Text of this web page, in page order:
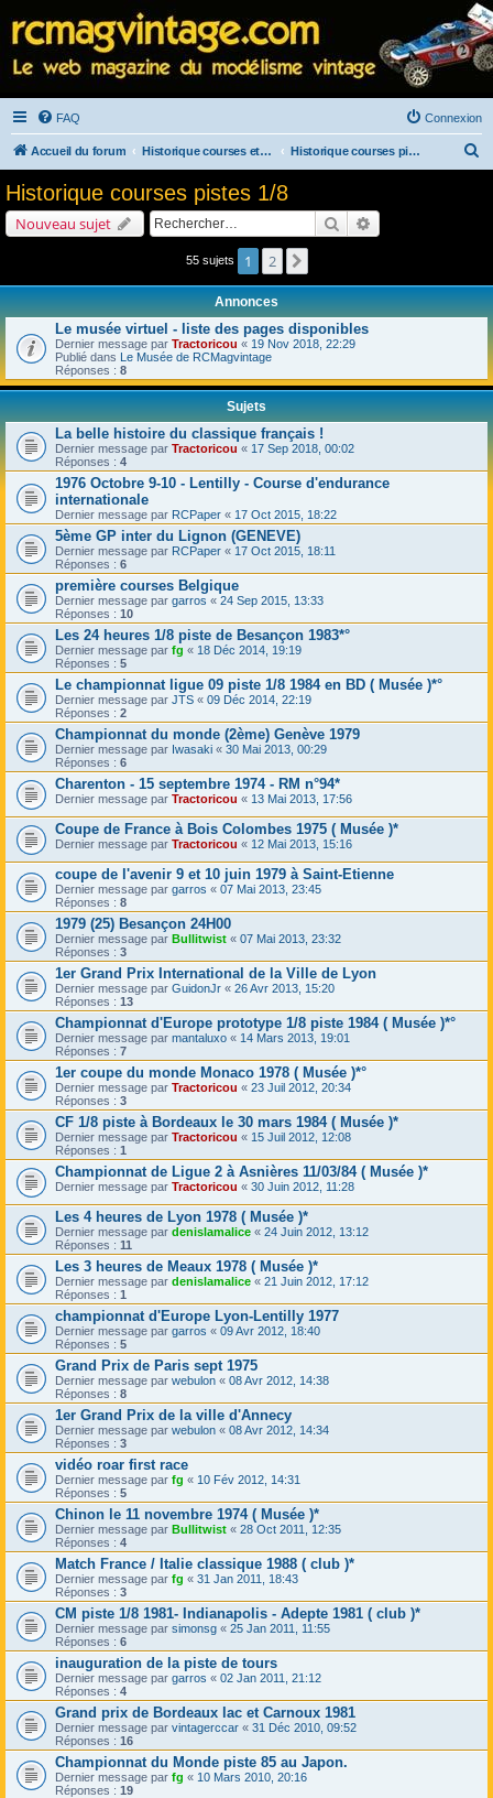
FAQ Connexion
Accueil du forum Historique courses et salons Historique courses pistes 1/8
r
Historique courses pistes 1/8
Nouveau sujet Rechercher
55 sujets 1 2
Annonces
Le musée virtuel - liste des pages disponibles
Dernier message par Tractoricou « 19 Nov 2018, 22:29
Publié dans Le Musée de RCMagvintage
Réponses : 8
Sujets
La belle histoire du classique français !
Dernier message par Tractoricou « 17 Sep 2018, 00:02
Réponses : 4
1976 Octobre 9-10 - Lentilly - Course d'endurance
internationale
Dernier message par RCPaper « 17 Oct 2015, 18:22
5ème GP inter du Lignon (GENEVE)
Dernier message par RCPaper « 17 Oct 2015, 18:11
Réponses : 6
première courses Belgique
Dernier message par garros « 24 Sep 2015, 13:33
Réponses : 10
Les 24 heures 1/8 piste de Besançon 1983*°
Dernier message par fg « 18 Déc 2014, 19:19
Réponses : 5
Le championnat ligue 09 piste 1/8 1984 en BD ( Musée )*°
Dernier message par JTS « 09 Déc 2014, 22:19
Réponses : 2
Championnat du monde (2ème) Genève 1979
Dernier message par Iwasaki « 30 Mai 2013, 00:29
Réponses : 6
Charenton - 15 septembre 1974 - RM n°94*
Dernier message par Tractoricou « 13 Mai 2013, 17:56
Coupe de France à Bois Colombes 1975 ( Musée )*
Dernier message par Tractoricou « 12 Mai 2013, 15:16
coupe de l'avenir 9 et 10 juin 1979 à Saint-Etienne
Dernier message par garros « 07 Mai 2013, 23:45
Réponses : 8
1979 (25) Besançon 24H00
Dernier message par Bullitwist « 07 Mai 2013, 23:32
Réponses : 3
1er Grand Prix International de la Ville de Lyon
Dernier message par GuidonJr « 26 Avr 2013, 15:20
Réponses : 13
Championnat d'Europe prototype 1/8 piste 1984 ( Musée )*°
Dernier message par mantaluxo « 14 Mars 2013, 19:01
Réponses : 7
1er coupe du monde Monaco 1978 ( Musée )*°
Dernier message par Tractoricou « 23 Juil 2012, 20:34
Réponses : 3
CF 1/8 piste à Bordeaux le 30 mars 1984 ( Musée )*
Dernier message par Tractoricou « 15 Juil 2012, 12:08
Réponses : 1
Championnat de Ligue 2 à Asnières 11/03/84 ( Musée )*
Dernier message par Tractoricou « 30 Juin 2012, 11:28
Les 4 heures de Lyon 1978 ( Musée )*
Dernier message par denislamalice « 24 Juin 2012, 13:12
Réponses : 11
Les 3 heures de Meaux 1978 ( Musée )*
Dernier message par denislamalice « 21 Juin 2012, 17:12
Réponses : 1
championnat d'Europe Lyon-Lentilly 1977
Dernier message par garros « 09 Avr 2012, 18:40
Réponses : 5
Grand Prix de Paris sept 1975
Dernier message par webulon « 08 Avr 2012, 14:38
Réponses : 8
1er Grand Prix de la ville d'Annecy
Dernier message par webulon « 08 Avr 2012, 14:34
Réponses : 3
vidéo roar first race
Dernier message par fg « 10 Fév 2012, 14:31
Réponses : 5
Chinon le 11 novembre 1974 ( Musée )*
Dernier message par Bullitwist « 28 Oct 2011, 12:35
Réponses : 4
Match France / Italie classique 1988 ( club )*
Dernier message par fg « 31 Jan 2011, 18:43
Réponses : 3
CM piste 1/8 1981- Indianapolis - Adepte 1981 ( club )*
Dernier message par simonsg « 25 Jan 2011, 11:55
Réponses : 6
inauguration de la piste de tours
Dernier message par garros « 02 Jan 2011, 21:12
Réponses : 4
Grand prix de Bordeaux lac et Carnoux 1981
Dernier message par vintagerccar « 31 Déc 2010, 09:52
Réponses : 16
Championnat du Monde piste 85 au Japon.
Dernier message par fg « 10 Mars 2010, 20:16
Réponses : 19